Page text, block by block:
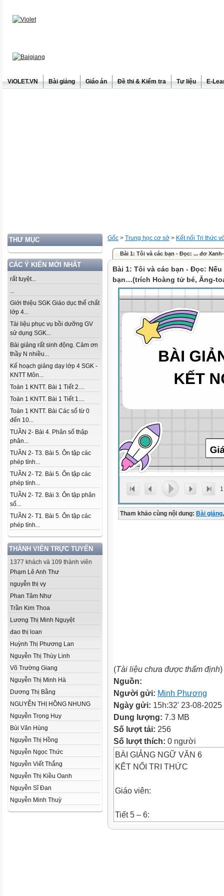
ViOLET.VN Bài giảng Giáo án Đề thi & Kiểm tra Tư liệu E-
THƯ MỤC
CÁC Ý KIẾN MỚI NHẤT
rất tuyệt...
...
Giới thiệu SGK Giáo dục thể chất
lớp 4...
Tài liệu phục vụ bồi dưỡng GV
sử dụng SGK...
Bài giảng rất sinh động. Cảm ơn
thầy N nhiều...
Kế hoạch giảng dạy lớp 4 SGK -
KNTT Môn...
Toán 1 KNTT. Bài 1 Tiết 2....
Toán 1 KNTT. Bài 1 Tiết 1....
Toán 1 KNTT. Bài Các số từ 0
đến 10...
TUẦN 2- Bài 4. Phân số thập
phân...
TUẦN 2- T3. Bài 5. Ôn tập các
phép tính...
TUẦN 2- T2. Bài 5. Ôn tập các
phép tính...
TUẦN 2- T2. Bài 3. Ôn tập phân
số...
TUẦN 2- T1. Bài 5. Ôn tập các
phép tính...
THÀNH VIÊN TRỰC TUYẾN
1377 khách và 109 thành viên
Phạm Lê Anh Thư
nguyễn thị vy
Phan Tâm Như
Trần Kim Thoa
Lương Thị Minh Nguyệt
đao thị loan
Huỳnh Thị Phương Lan
Nguyễn Thị Thùy Linh
Võ Trường Giang
Nguyễn Thị Minh Hà
Dương Thị Bằng
NGUYỄN THỊ HỒNG NHUNG
Nguyễn Trọng Huy
Bùi Văn Hùng
Nguyễn Thị Hồng
Nguyễn Ngọc Thức
Nguyễn Viết Thắng
Nguyễn Thị Kiều Oanh
Nguyễn Sĩ Đan
Nguyễn Minh Thuỳ
Gốc > Trung học cơ sở > Kết nối Tri thức
Bài 1: Tôi và các bạn - Đọc: ... đơ
Bài 1: Tôi và các bạn - Đọc:
bạn…(trích Hoàng tử bé, Ăng-
1
Tham khảo cùng nội dung: Bài giảng,
(Tài liệu chưa được thẩm định)
Nguồn:
Người gửi: Minh Phương
Ngày gửi: 15h:32' 23-08-2025
Dung lượng: 7.3 MB
Số lượt tải: 256
Số lượt thích: 0 người
BÀI GIẢNG NGỮ VĂN 6
KẾT NỐI TRI THỨC
Giáo viên:
Tiết 5 – 6: